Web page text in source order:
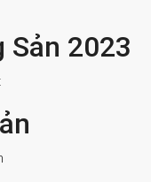
2023